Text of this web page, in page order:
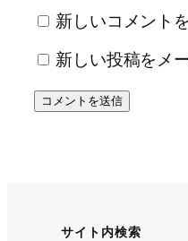
新しいコメント
新しい投稿をメ
サイト内検索